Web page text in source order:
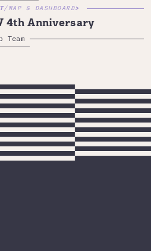
/MAP & DASHBOARD
4th Anniversary
Team